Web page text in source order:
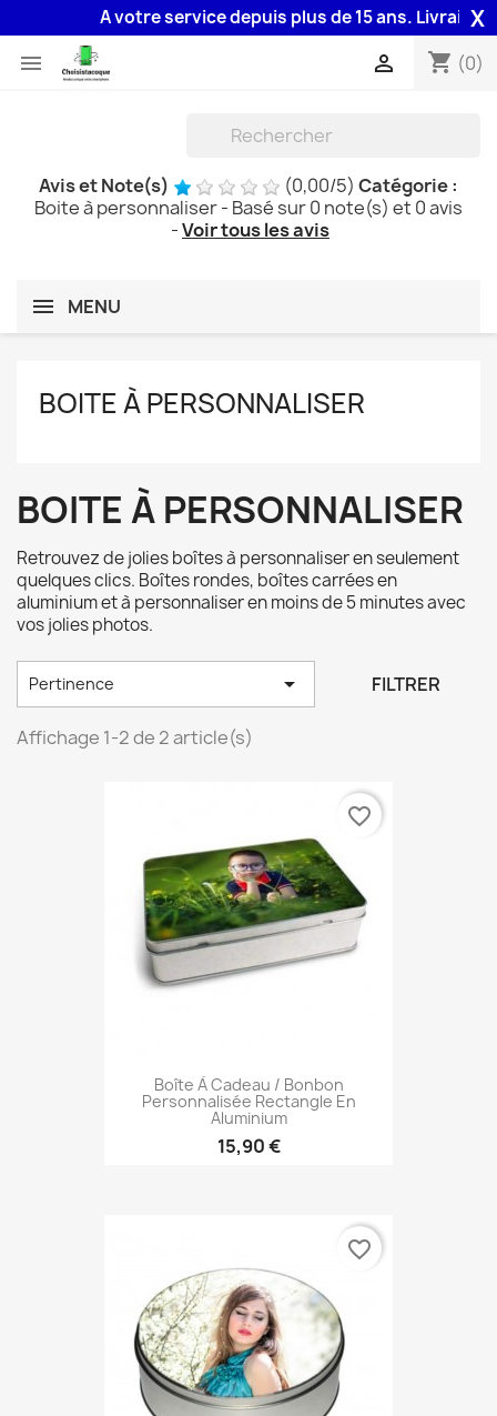
A votre service depuis plus de 15 ans. Livraison
X
 shopping_cart (0)

Avis et Note(s) (0,00/5) Catégorie :
Boite à personnaliser- Basé sur0 note(s) et 0avis
-Voir tous les avis
MENU
BOITE À PERSONNALISER
BOITE À PERSONNALISER
Retrouvez de jolies boîtes à personnaliser en seulement
quelques clics. Boîtes rondes, boîtes carrées en
aluminium et à personnaliser en moins de 5 minutes avec
vos jolies photos.
Pertinence  FILTRER
Affichage 1-2 de 2 article(s)
Boîte À Cadeau / Bonbon
Personnalisée Rectangle En
Aluminium
15,90 €
favorite_border
favorite_border